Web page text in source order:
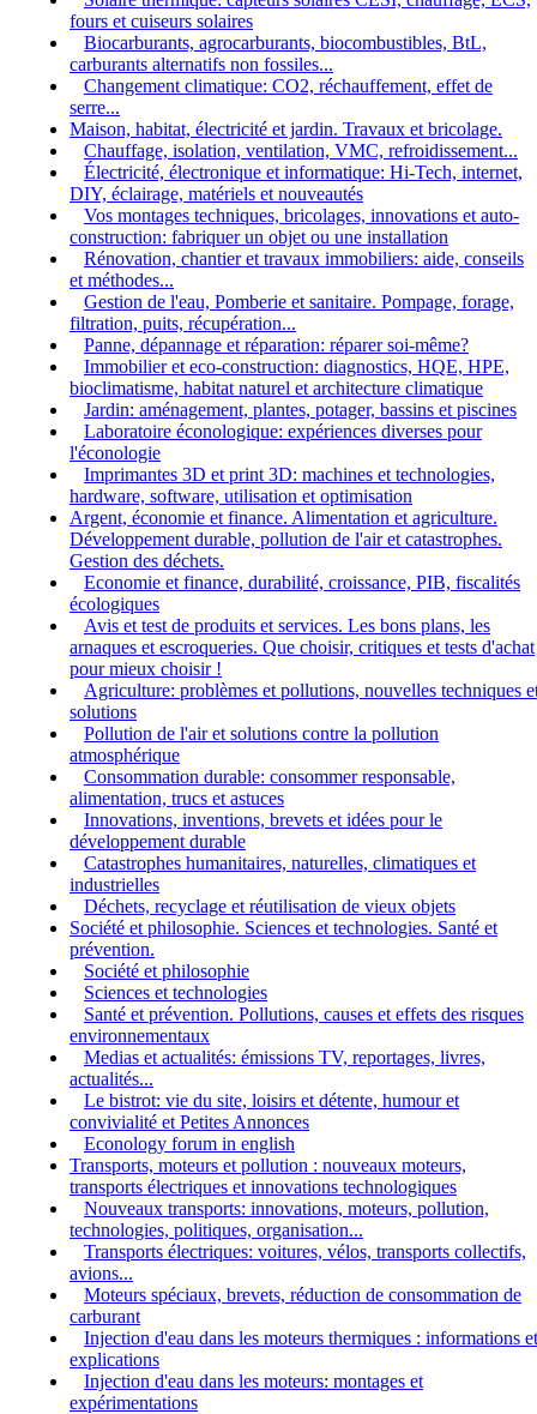
fours et cuiseurs solaires
Biocarburants, agrocarburants, biocombustibles, BtL,
carburants alternatifs non fossiles...
Changement climatique: CO2, réchauffement, effet de
serre...
Maison, habitat, électricité et jardin. Travaux et bricolage.
Chauffage, isolation, ventilation, VMC, refroidissement...
Électricité, électronique et informatique: Hi-Tech, internet,
DIY, éclairage, matériels et nouveautés
Vos montages techniques, bricolages, innovations et auto-
construction: fabriquer un objet ou une installation
Rénovation, chantier et travaux immobiliers: aide, conseils
et méthodes...
Gestion de l'eau, Pomberie et sanitaire. Pompage, forage,
filtration, puits, récupération...
Panne, dépannage et réparation: réparer soi-même?
Immobilier et eco-construction: diagnostics, HQE, HPE,
bioclimatisme, habitat naturel et architecture climatique
Jardin: aménagement, plantes, potager, bassins et piscines
Laboratoire éconologique: expériences diverses pour
l'éconologie
Imprimantes 3D et print 3D: machines et technologies,
hardware, software, utilisation et optimisation
Argent, économie et finance. Alimentation et agriculture.
Développement durable, pollution de l'air et catastrophes.
Gestion des déchets.
Economie et finance, durabilité, croissance, PIB, fiscalités
écologiques
Avis et test de produits et services. Les bons plans, les
arnaques et escroqueries. Que choisir, critiques et tests d'achat
pour mieux choisir !
Agriculture: problèmes et pollutions, nouvelles techniques
solutions
Pollution de l'air et solutions contre la pollution
atmosphérique
Consommation durable: consommer responsable,
alimentation, trucs et astuces
Innovations, inventions, brevets et idées pour le
développement durable
Catastrophes humanitaires, naturelles, climatiques et
industrielles
Déchets, recyclage et réutilisation de vieux objets
Société et philosophie. Sciences et technologies. Santé et
prévention.
Société et philosophie
Sciences et technologies
Santé et prévention. Pollutions, causes et effets des risques
environnementaux
Medias et actualités: émissions TV, reportages, livres,
actualités...
Le bistrot: vie du site, loisirs et détente, humour et
convivialité et Petites Annonces
Econology forum in english
Transports, moteurs et pollution : nouveaux moteurs,
transports électriques et innovations technologiques
Nouveaux transports: innovations, moteurs, pollution,
technologies, politiques, organisation...
Transports électriques: voitures, vélos, transports collectifs,
avions...
Moteurs spéciaux, brevets, réduction de consommation de
carburant
Injection d'eau dans les moteurs thermiques : informations et
explications
Injection d'eau dans les moteurs: montages et
expérimentations